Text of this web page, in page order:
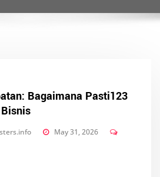
Bagaimana Pasti123
May 31, 2026